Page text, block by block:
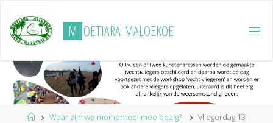
naar
de
M OETIARA MALOEKOE
HomeWaar zijn we momenteel mee bezig?
Vliegerdag 13